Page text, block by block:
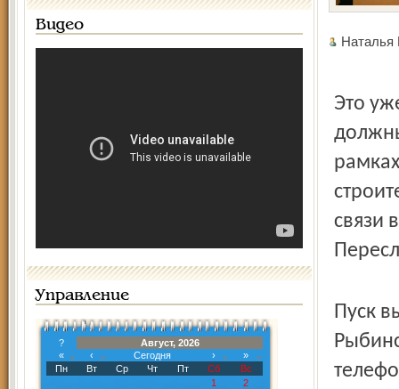
Видео
Управление
?
Август, 2026
«
‹ Сегодня ›
»
Пн
Вт Ср Чт Пт Сб
Вс
1
2
Это
связи
Пуск